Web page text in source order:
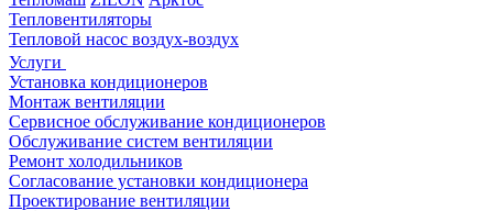
Тепловентиляторы
Тепловой насос воздух-воздух
Услуги
Установка кондиционеров
Монтаж вентиляции
Сервисное обслуживание кондиционеров
Обслуживание систем вентиляции
Ремонт холодильников
Согласование установки кондиционера
Проектирование вентиляции